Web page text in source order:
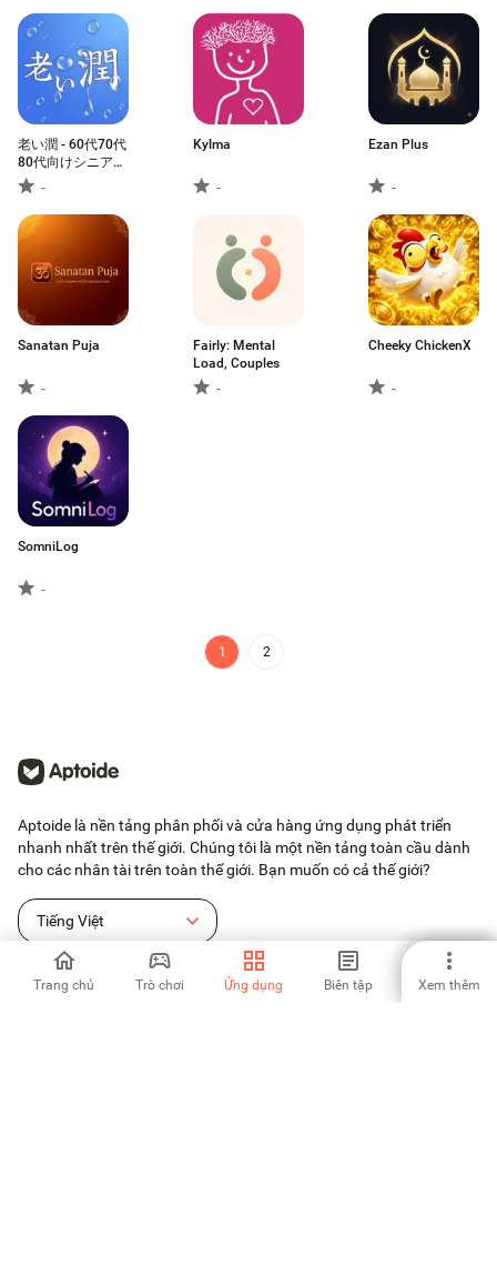
Trang chủ Trò chơi Ứng dụng Biên tập Xem thêm
老い潤 - 60代70代
80代向けシニア専
用アプリ
-
Kylma
-
Ezan Plus
-
Sanatan Puja
-
Fairly: Mental
Load, Couples
-
Cheeky ChickenX
-
SomniLog
-
1 2
Aptoide là nền tảng phân phối và cửa hàng ứng dụng phát triển
nhanh nhất trên thế giới. Chúng tôi là một nền tảng toàn cầu dành
cho các nhân tài trên toàn thế giới. Bạn muốn có cả thế giới?
Tiếng Việt